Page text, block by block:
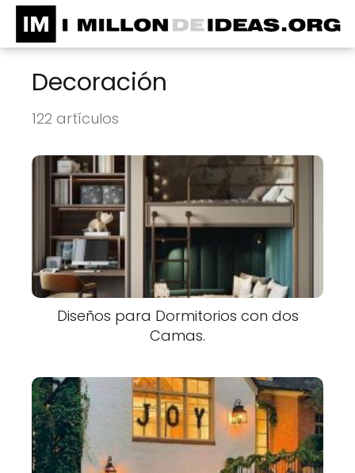
Decoración
122 artículos
Diseños para Dormitorios con dos
Camas.